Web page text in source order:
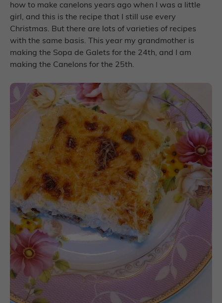
how to make canelons years ago when I was a little
girl, and this is the recipe that I still use every
Christmas. But there are lots of varieties of recipes
with the same basis. This year my grandmother is
making the Sopa de Galets for the 24th, and I am
making the Canelons for the 25th.